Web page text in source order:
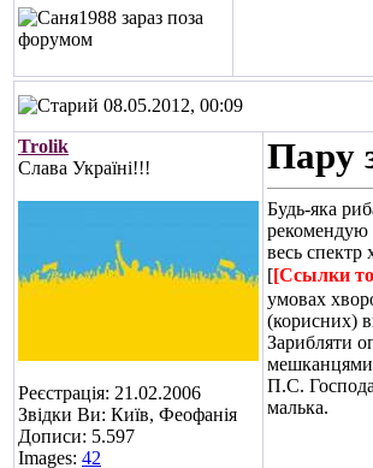
08.05.2012, 00:09
Trolik
Слава Україні!!!
Реєстрація: 21.02.2006
Звідки Ви: Київ, Феофанія
Дописи: 5.597
Images: 42
Пару
Будь-яка
рекомендую
весь спектр
[[Ссылки
умовах
(корисних)
Зарибляти
П.С.
малька.